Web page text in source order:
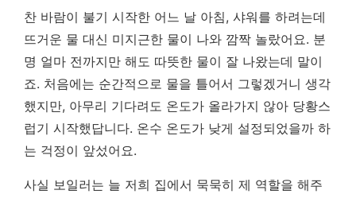
찬 바람이 불기 시작한 어느 날 아침, 샤워를 하려는데
뜨거운 물 대신 미지근한 물이 나와 깜짝 놀랐어요. 분
명 얼마 전까지만 해도 따뜻한 물이 잘 나왔는데 말이
죠. 처음에는 순간적으로 물을 틀어서 그렇겠거니 생각
했지만, 아무리 기다려도 온도가 올라가지 않아 당황스
럽기 시작했답니다. 온수 온도가 낮게 설정되었을까 하
는 걱정이 앞섰어요.
사실 보일러는 늘 저희 집에서 묵묵히 제 역할을 해주